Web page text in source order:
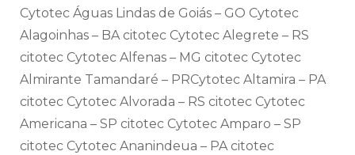
Cytotec Águas Lindas de Goiás – GO Cytotec
Alagoinhas – BA citotec Cytotec Alegrete – RS
citotec Cytotec Alfenas – MG citotec Cytotec
Almirante Tamandaré – PRCytotec Altamira – PA
citotec Cytotec Alvorada – RS citotec Cytotec
Americana – SP citotec Cytotec Amparo – SP
citotec Cytotec Ananindeua – PA citotec